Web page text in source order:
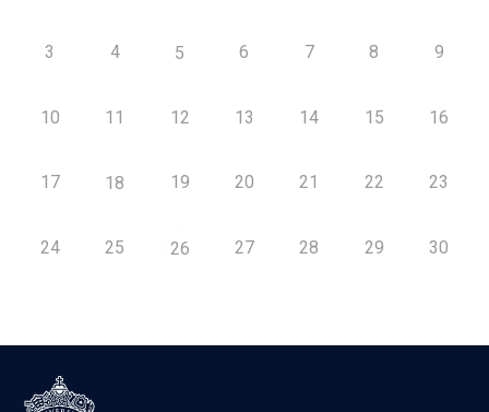
3 4 5 6 7 8 9
10 11 12 13 14 15 16
17 18 19 20 21 22 23
24 25 26 27 28 29 30